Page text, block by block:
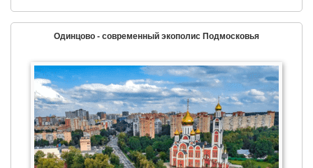
Одинцово - современный экополис Подмосковья